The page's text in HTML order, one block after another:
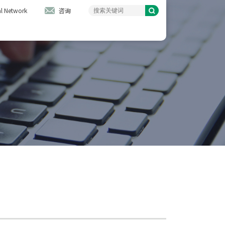
Network 咨询